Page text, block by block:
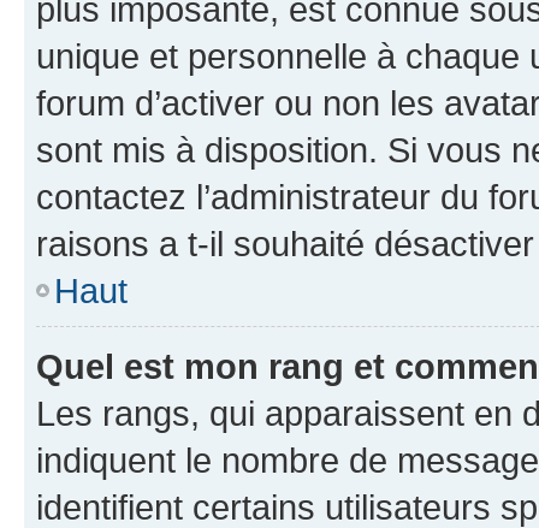
plus imposante, est connue
unique et personnelle à chaque
forum d’activer ou non les
sont mis à disposition. Si vous
contactez l’administrateur du
raisons a t-il souhaité
Haut
Quel est mon rang et
Les rangs, qui apparaissent en
indiquent le nombre de
identifient certains utilisateurs